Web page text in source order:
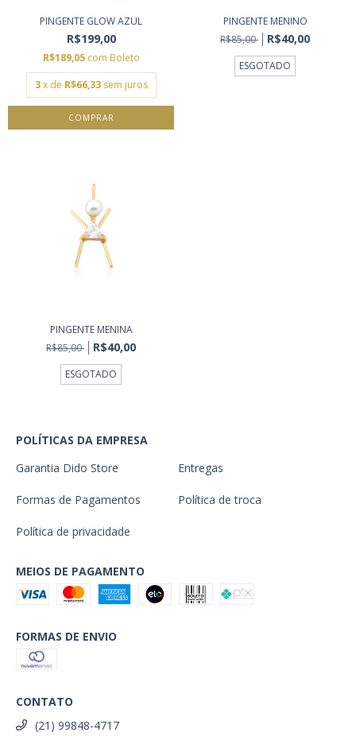
PINGENTE GLOW AZUL
R$199,00
R$189,05 com Boleto
3 x de R$66,33 sem juros
PINGENTE MENINO
R$85,00
R$40,00
ESGOTADO
PINGENTE MENINA
R$85,00
R$40,00
ESGOTADO
POLÍTICAS DA EMPRESA
Garantia Dido Store
Entregas
Formas de Pagamentos Política de troca
Política de privacidade
MEIOS DE PAGAMENTO
FORMAS DE ENVIO
CONTATO
(21) 99848-4717